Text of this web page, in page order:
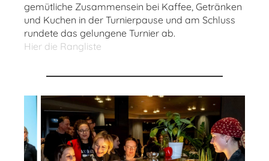
gemütliche Zusammensein bei Kaffee, Getränken
und Kuchen in der Turnierpause und am Schluss
rundete das gelungene Turnier ab.
Hier die Rangliste